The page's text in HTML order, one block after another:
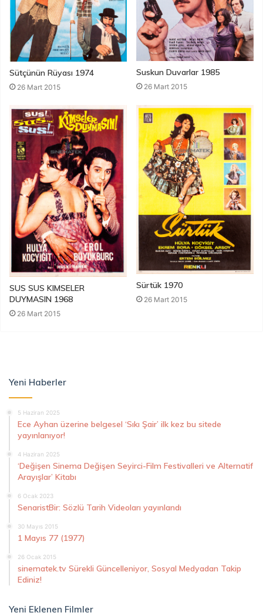
Sütçünün Rüyası 1974
26 Mart 2015
Suskun Duvarlar 1985
26 Mart 2015
SUS SUS KIMSELER
DUYMASIN 1968
26 Mart 2015
Sürtük 1970
26 Mart 2015
Yeni Haberler
5 Haziran 2025
Ece Ayhan üzerine belgesel ‘Sıkı Şair’ ilk kez bu sitede
yayınlanıyor!
4 Haziran 2025
‘Değişen Sinema Değişen Seyirci-Film Festivalleri ve Alternatif
Arayışlar’ Kitabı
6 Ocak 2023
SenaristBir: Sözlü Tarih Videoları yayınlandı
30 Mayıs 2015
1 Mayıs 77 (1977)
26 Ocak 2015
sinematek.tv Sürekli Güncelleniyor, Sosyal Medyadan Takip
Ediniz!
Yeni Eklenen Filmler